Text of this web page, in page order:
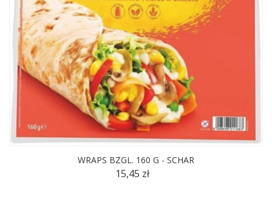
WRAPS BZGL. 160 G - SCHAR
15,45 zł